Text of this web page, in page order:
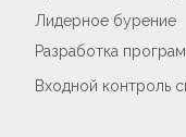
Лидерное бурение
Разработка
Входной контроль